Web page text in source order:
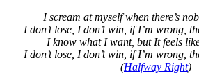
I scream at myself when there’s
I don’t lose, I don’t win, if I’m wrong,
I know what I want, but It feels
I don’t lose, I don’t win, if I’m wrong,
(Halfway Right)